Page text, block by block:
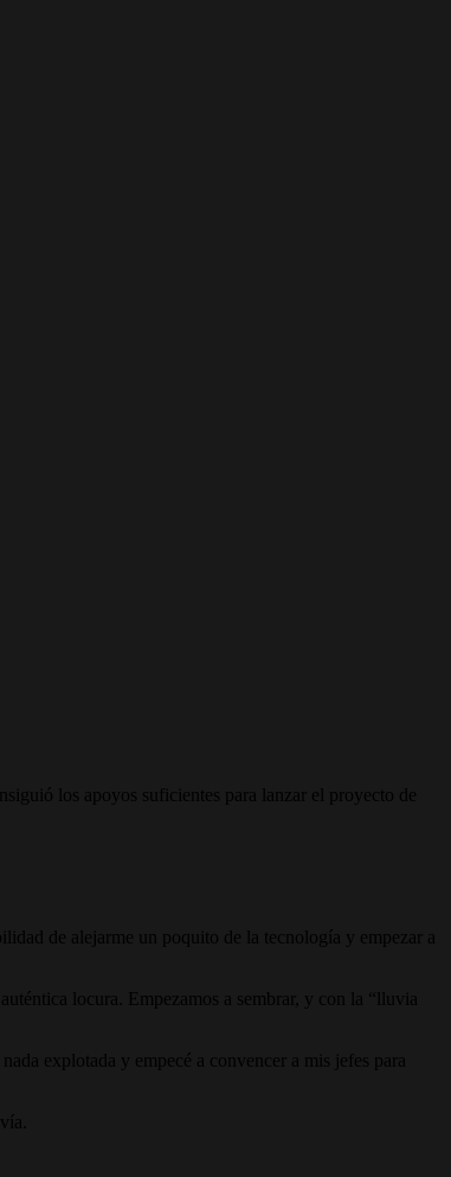
los apoyos suficientes para lanzar el proyecto de
de alejarme un poquito de la tecnología y empezar a
locura. Empezamos a sembrar, y con la “lluvia
explotada y empecé a convencer a mis jefes para